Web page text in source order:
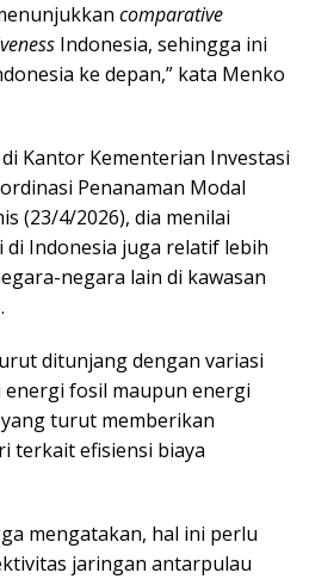
comparative
Indonesia, sehingga ini
ke depan,” kata Menko
Kantor Kementerian Investasi
Penanaman Modal
(23/4/2026), dia menilai
Indonesia juga relatif lebih
negara lain di kawasan
ditunjang dengan variasi
fosil maupun energi
turut memberikan
terkait efisiensi biaya
mengatakan, hal ini perlu
jaringan antarpulau